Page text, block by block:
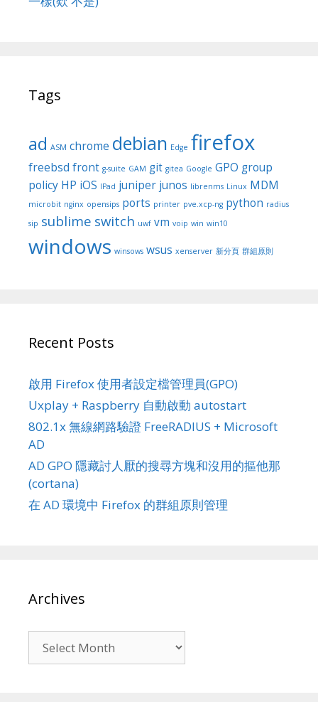
Tags
ad ASM chrome debian Edge firefox
freebsd front g-suite GAM git gitea Google GPO group
policy HP iOS IPad juniper junos librenms Linux MDM
microbit nginx opensips ports printer pve.xcp-ng python radius
sip sublime switch uwf vm voip win win10
windows winsows wsus xenserver 新分頁 群組原則
Recent Posts
啟用 Firefox 使用者設定檔管理員(GPO)
Uxplay + Raspberry 自動啟動 autostart
802.1x 無線網路驗證 FreeRADIUS + Microsoft
AD
AD GPO 隱藏討人厭的搜尋方塊和沒用的摳他那
(cortana)
在 AD 環境中 Firefox 的群組原則管理
Archives